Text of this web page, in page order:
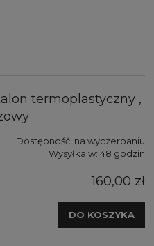
termoplastyczny ,
Dostępność: na wyczerpaniu
Wysyłka w: 48 godzin
160,00 zł
DO KOSZYKA